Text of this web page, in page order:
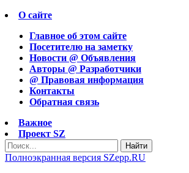
О сайте
Главное об этом сайте
Посетителю на заметку
Новости @ Объявления
Авторы @ Разработчики
@ Правовая информация
Контакты
Обратная связь
Важное
Проект SZ
Найти
Полноэкранная версия SZepp.RU